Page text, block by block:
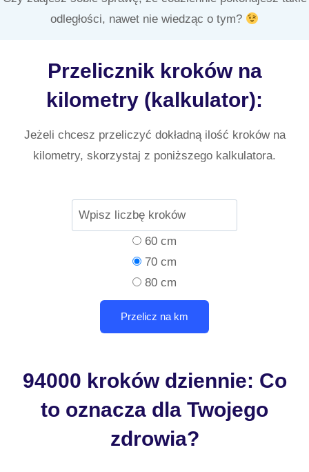
odległości, nawet nie wiedząc o tym?
Przelicznik kroków na
kilometry (kalkulator):
Jeżeli chcesz przeliczyć dokładną ilość kroków na
kilometry, skorzystaj z poniższego kalkulatora.
60 cm
70 cm
80 cm
94000 kroków dziennie: Co
to oznacza dla Twojego
zdrowia?